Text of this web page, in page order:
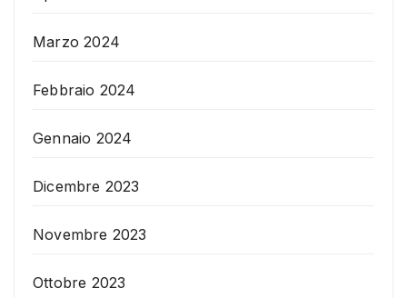
Marzo 2024
Febbraio 2024
Gennaio 2024
Dicembre 2023
Novembre 2023
Ottobre 2023